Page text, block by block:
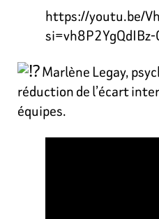
https://youtu.be/
si=vh8P2YgQdIBz-
Marlène Legay,
réduction de l’écart
équipes.